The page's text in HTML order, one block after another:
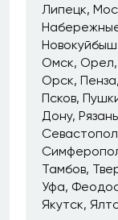
Липецк
Омск Орел
Орск Пенза
Псков
Дону Рязань
Тамбов
Уфа
Якутск